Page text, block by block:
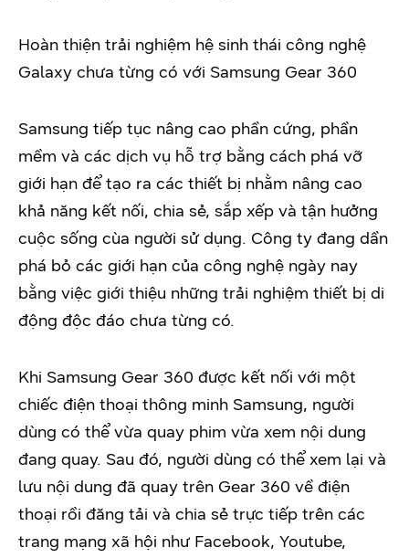
Hoàn thiện trải nghiệm hệ sinh thái công nghệ
Galaxy chưa từng có với Samsung Gear 360
Samsung tiếp tục nâng cao phần cứng, phần
mềm và các dịch vụ hỗ trợ bằng cách phá vỡ
giới hạn để tạo ra các thiết bị nhằm nâng cao
khả năng kết nối, chia sẻ, sắp xếp và tận hưởng
cuộc sống cùa người sử dụng. Công ty đang dần
phá bỏ các giới hạn của công nghệ ngày nay
bằng việc giới thiệu những trải nghiệm thiết bị di
động độc đáo chưa từng có.
Khi Samsung Gear 360 được kết nối với một
chiếc điện thoại thông minh Samsung, người
dùng có thể vừa quay phim vừa xem nội dung
đang quay. Sau đó, người dùng có thể xem lại và
lưu nội dung đã quay trên Gear 360 về điện
thoại rồi đăng tải và chia sẻ trực tiếp trên các
trang mạng xã hội như Facebook, Youtube,